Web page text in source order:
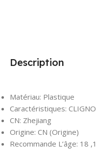
Description
Matériau: Plastique
Caractéristiques:
CN: Zhejiang
Origine: CN (Origine)
Recommande L’âge: 18